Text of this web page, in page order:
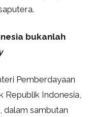
bukanlah
Pemberdayaan
Republik Indonesia,
dalam sambutan